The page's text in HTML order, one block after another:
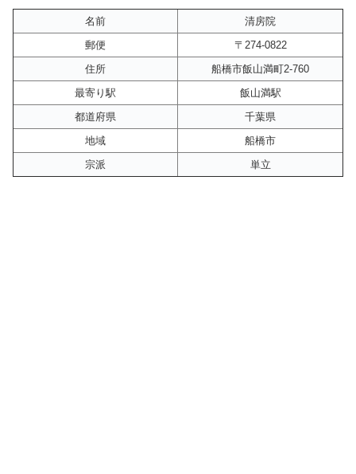
名前
清房院
郵便
〒274-0822
住所
船橋市飯山満町2-760
最寄り駅
飯山満駅
都道府県
千葉県
地域
船橋市
宗派
単立